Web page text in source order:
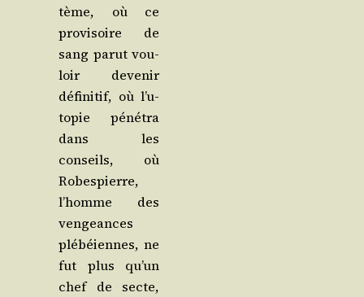
tème, où ce
pro­vi­soire de
sang parut vou­
loir deve­nir
défi­ni­tif, où l’u­
to­pie péné­tra
dans les
conseils, où
Robes­pierre,
l’homme des
ven­geances
plé­béiennes, ne
fut plus qu’un
chef de secte,